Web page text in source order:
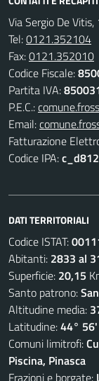
Via Sergio De
Tel:0121.352104
Fax:0121.352010
Codice Fiscale:
Partita IVA:
P.E.C.:
Email:
Fatturazione
Codice IPA:c_d812
DATI TERRITORIALI
Codice ISTAT:
Abitanti: 2833 al
Superficie: 20,15
Santo patrono:
Altitudine media:
Latitudine:44°
Comuni limitrofi:
Piscina, Pinasca
Frazioni e borgate: